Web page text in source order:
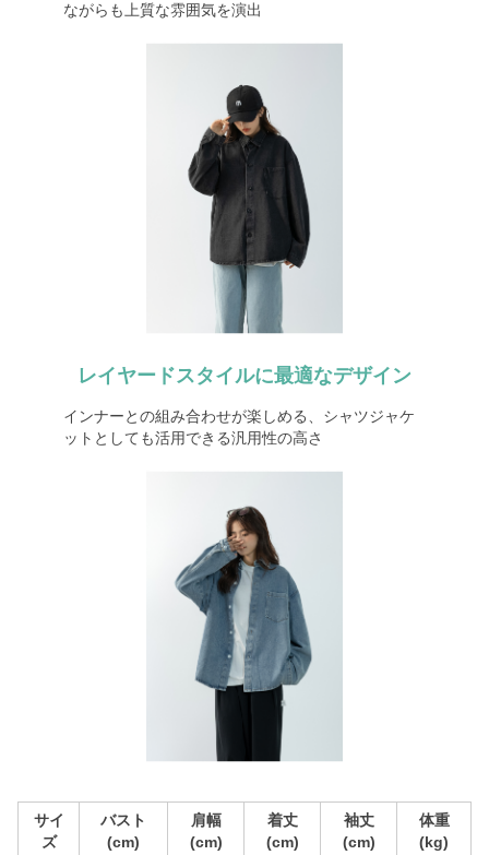
ながらも上質な雰囲気を演出
レイヤードスタイルに最適なデザイン
インナーとの組み合わせが楽しめる、シャツジャケ
ットとしても活用できる汎用性の高さ
サイ
ズ
バスト
(cm)
肩幅
(cm)
着丈
(cm)
袖丈
(cm)
体重
(kg)